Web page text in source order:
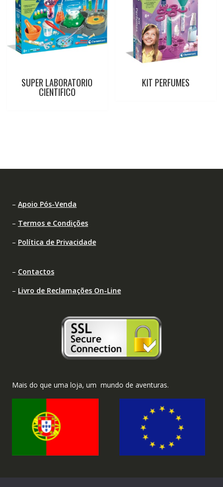
SUPER LABORATORIO
CIENTIFICO
KIT PERFUMES
– Apoio Pós-Venda
– Termos e Condições
– Política de Privacidade
– Contactos
– Livro de Reclamações On-Line
Mais do que uma loja, um mundo de aventuras.